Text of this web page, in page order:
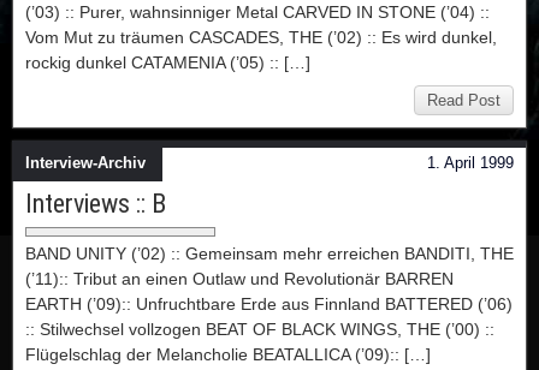
(’03) :: Purer, wahnsinniger Metal CARVED IN STONE (’04) ::
Vom Mut zu träumen CASCADES, THE (’02) :: Es wird dunkel,
rockig dunkel CATAMENIA (’05) :: […]
Read Post
1. April 1999
Interview-Archiv
Interviews :: B
BAND UNITY (’02) :: Gemeinsam mehr erreichen BANDITI, THE
(’11):: Tribut an einen Outlaw und Revolutionär BARREN
EARTH (’09):: Unfruchtbare Erde aus Finnland BATTERED (’06)
:: Stilwechsel vollzogen BEAT OF BLACK WINGS, THE (’00) ::
Flügelschlag der Melancholie BEATALLICA (’09):: […]